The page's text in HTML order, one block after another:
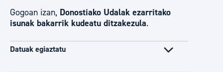
Gogoan izan, Donostiako Udalak ezarritako
isunak bakarrik kudeatu ditzakezula.
Datuak egiaztatu